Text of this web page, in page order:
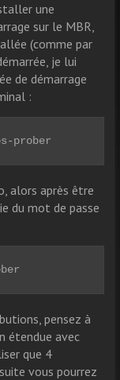
une
sur le MBR,
(comme par
je lui
de démarrage
:
prober
alors après être
du mot de passe
pensez à
étendue avec
que 4
vous pourrez